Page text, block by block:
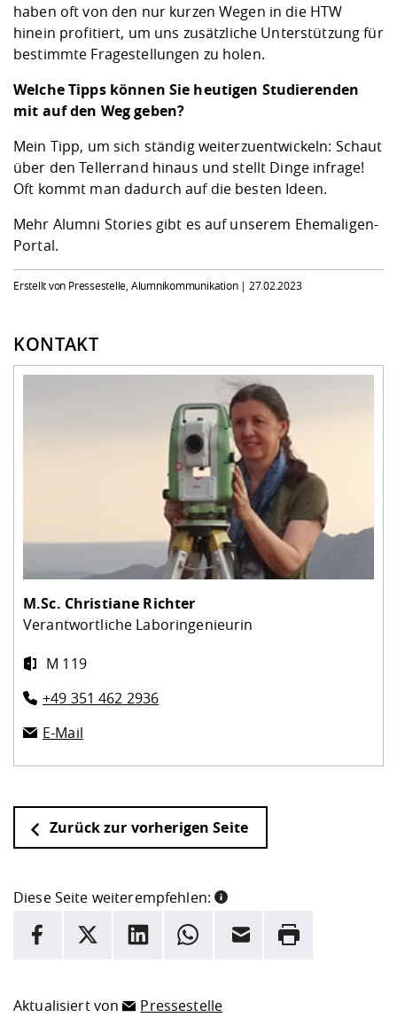
haben oft von den nur kurzen Wegen in die HTW
hinein profitiert, um uns zusätzliche Unterstützung für
bestimmte Fragestellungen zu holen.
Welche Tipps können Sie heutigen Studierenden
mit auf den Weg geben?
Mein Tipp, um sich ständig weiterzuentwickeln: Schaut
über den Tellerrand hinaus und stellt Dinge infrage!
Oft kommt man dadurch auf die besten Ideen.
Mehr Alumni Stories gibt es auf unserem Ehemaligen-
Portal.
Erstellt von Pressestelle, Alumnikommunikation | 27.02.2023
KONTAKT
M.Sc. Christiane Richter
Verantwortliche Laboringenieurin
M 119
+49 351 462 2936
E-Mail
Zurück zur vorherigen Seite
Diese Seite weiterempfehlen:
INFORMATION
Facebook
X LinkedInWhatsappE-Mail Drucken
Aktualisiert von Pressestelle